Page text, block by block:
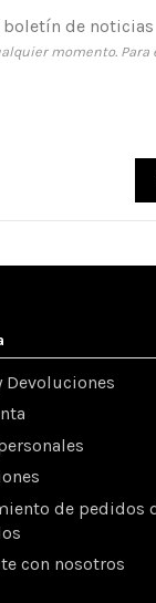
de noticias
momento.
Devoluciones
de pedidos
con nosotros